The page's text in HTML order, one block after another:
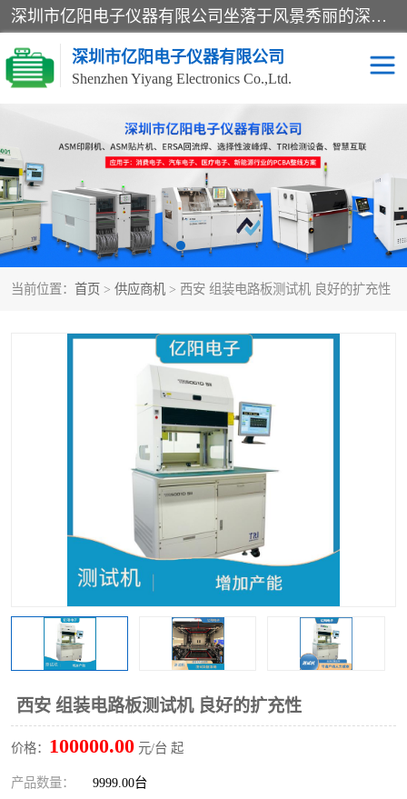
深圳市亿阳电子仪器有限公司坐落于风景秀丽的深圳市光明区，集SMT设备销售务为一体，努力为客户提供电子装配解决方案。与行业**SMT设备厂商：ASM（印刷机，锡膏检查机，贴片机），德国ERSA（爱莎）建立了稳固的代理合作关系，销售的设备一直保持**电子装配行业未来发展方向，能够满足客户各种繁杂产品的生产应用。
深圳市亿阳电子仪器有限公司
Shenzhen Yiyang Electronics Co.,Ltd.
当前位置： 首页 > 供应商机 > 西安 组装电路板测试机 良好的扩充性
西安 组装电路板测试机 良好的扩充性
价格： 100000.00 元/台 起
产品数量： 9999.00台
SX全自动高速贴片机 E系列中速贴片机
NeoHorizon全自动锡膏印
刷机
选择性波峰焊
VERSAFLOW-335
回流焊HOTFLOW 3/20e 波峰焊
BGA返修台HR600/2 自动光学检测TR7700QE
自动X射线检测机TR7600 组装电路板测试机
TR5001
自动光学检测TR7710 XS全自动高速贴片机
TX 全自动高速贴片机